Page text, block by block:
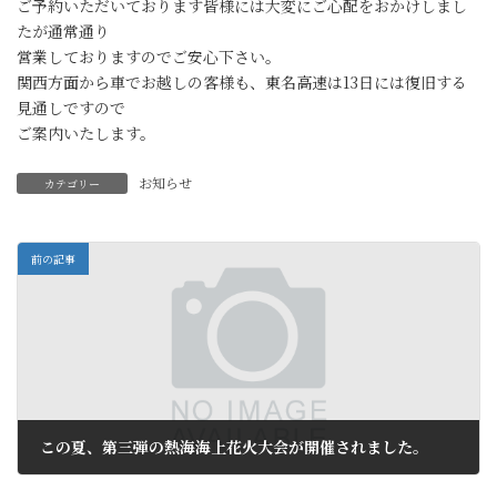
ご予約いただいております皆様には大変にご心配をおかけしまし
たが通常通り
営業しておりますのでご安心下さい。
関西方面から車でお越しの客様も、東名高速は13日には復旧する
見通しですので
ご案内いたします。
カテゴリー お知らせ
前の記事
この夏、第三弾の熱海海上花火大会が開催されました。